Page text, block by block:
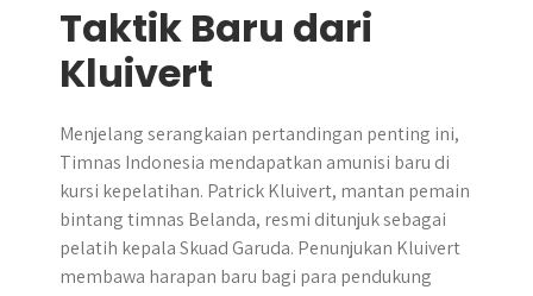
Taktik Baru dari
Kluivert
Menjelang serangkaian pertandingan penting ini,
Timnas Indonesia mendapatkan amunisi baru di
kursi kepelatihan. Patrick Kluivert, mantan pemain
bintang timnas Belanda, resmi ditunjuk sebagai
pelatih kepala Skuad Garuda. Penunjukan Kluivert
membawa harapan baru bagi para pendukung